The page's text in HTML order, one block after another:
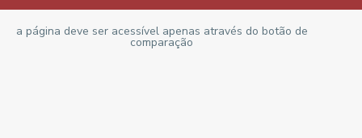
a página deve ser acessível apenas através do botão de
comparação